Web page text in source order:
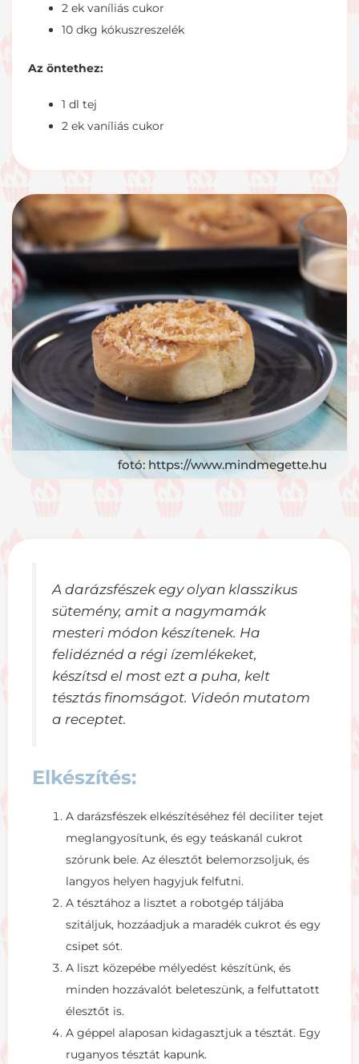
fotó: https://www.mindmegette.hu
2 ek vaníliás cukor
10 dkg kókuszreszelék
Az öntethez:
1 dl tej
2 ek vaníliás cukor
A darázsfészek egy olyan klasszikus
sütemény, amit a nagymamák
mesteri módon készítenek. Ha
felidéznéd a régi ízemlékeket,
készítsd el most ezt a puha, kelt
tésztás finomságot. Videón mutatom
a receptet.
Elkészítés:
A darázsfészek elkészítéséhez fél deciliter tejet
meglangyosítunk, és egy teáskanál cukrot
szórunk bele. Az élesztőt belemorzsoljuk, és
langyos helyen hagyjuk felfutni.
A tésztához a lisztet a robotgép táljába
szitáljuk, hozzáadjuk a maradék cukrot és egy
csipet sót.
A liszt közepébe mélyedést készítünk, és
minden hozzávalót beleteszünk, a felfuttatott
élesztőt is.
A géppel alaposan kidagasztjuk a tésztát. Egy
ruganyos tésztát kapunk.